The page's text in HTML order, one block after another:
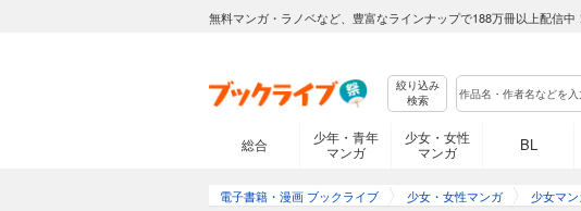
無料マンガ・ラノベなど、豊富なラインナップで188万冊以上配信中！
絞り込み
検索
総合
少年・青年
マンガ
少女・女性
マンガ
BL
電子書籍・漫画 ブックライブ 少女・女性マンガ 少女マ